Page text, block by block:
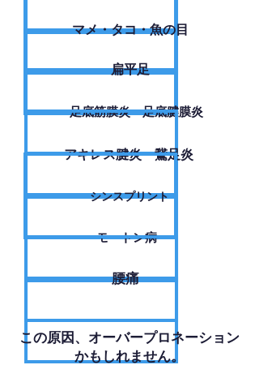
​マメ・タコ・魚の目
扁平足
足底筋膜炎・足底腱膜炎
アキレス腱炎・鵞足炎
シンスプリント
モートン病
腰痛
​この原因、オーバープロネーション
かもしれません。